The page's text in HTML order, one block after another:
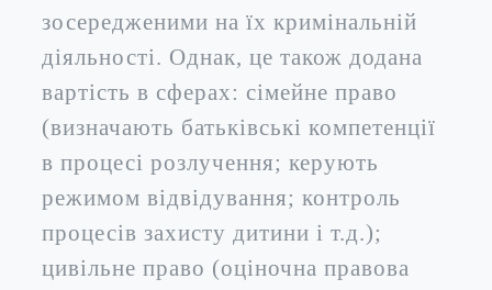
зосередженими на їх кримінальній
діяльності. Однак, це також додана
вартість в сферах: сімейне право
(визначають батьківські компетенції
в процесі розлучення; керують
режимом відвідування; контроль
процесів захисту дитини і т.д.);
цивільне право (оціночна правова